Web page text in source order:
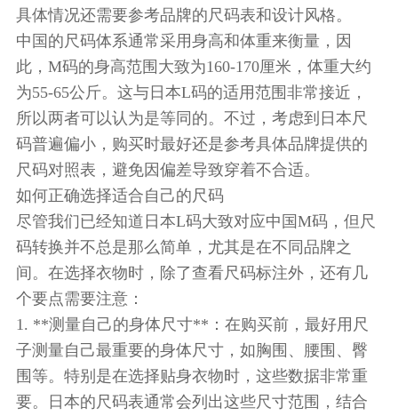
具体情况还需要参考品牌的尺码表和设计风格。
中国的尺码体系通常采用身高和体重来衡量，因
此，M码的身高范围大致为160-170厘米，体重大约
为55-65公斤。这与日本L码的适用范围非常接近，
所以两者可以认为是等同的。不过，考虑到日本尺
码普遍偏小，购买时最好还是参考具体品牌提供的
尺码对照表，避免因偏差导致穿着不合适。
如何正确选择适合自己的尺码
尽管我们已经知道日本L码大致对应中国M码，但尺
码转换并不总是那么简单，尤其是在不同品牌之
间。在选择衣物时，除了查看尺码标注外，还有几
个要点需要注意：
1. **测量自己的身体尺寸**：在购买前，最好用尺
子测量自己最重要的身体尺寸，如胸围、腰围、臀
围等。特别是在选择贴身衣物时，这些数据非常重
要。日本的尺码表通常会列出这些尺寸范围，结合